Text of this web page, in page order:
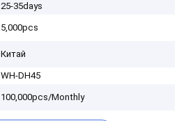
25-35days
5,000pcs
Китай
WH-DH45
100,000pcs/Monthly